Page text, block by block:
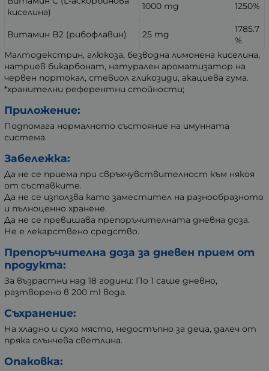
киселина)
1000 mg 1250%
Витамин B2 (рибофлавин) 25 mg
1785.7
%
Малтодекстрин, глюкоза, безводна лимонена киселина,
натриев бикарбонат, натурален ароматизатор на
червен портокал, стевиол гликозиди, акациева гума.
*хранителни референтни стойности;
Приложение:
Подпомага нормалното състояние на имунната
система.
Забележка:
Да не се приема при свръхчувствителност към някоя
от съставките.
Да не се използва като заместител на разнообразното
и пълноценно хранене.
Да не се превишава препоръчителната дневна доза.
Не е лекарствено средство.
Препоръчителна доза за дневен прием от
продукта:
За възрастни над 18 години: По 1 саше дневно,
разтворено в 200 ml вода.
Съхранение:
На хладно и сухо място, недостъпно за деца, далеч от
пряка слънчева светлина.
Опаковка: